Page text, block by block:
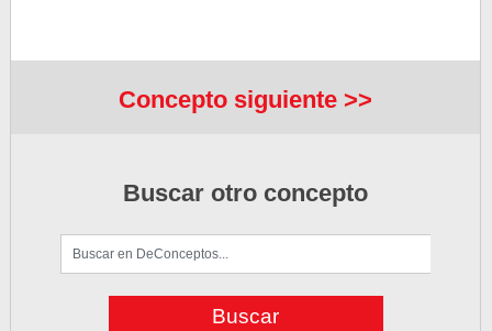
Concepto siguiente >>
Buscar otro concepto